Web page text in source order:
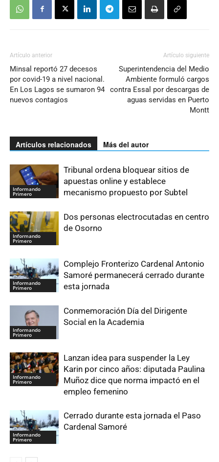
Artículo anterior
Minsal reportó 27 decesos
por covid-19 a nivel nacional.
En Los Lagos se sumaron 94
nuevos contagios
Artículo siguiente
Superintendencia del Medio
Ambiente formuló cargos
contra Essal por descargas de
aguas servidas en Puerto
Montt
Artículos relacionados Más del autor
Informando
Primero
Tribunal ordena bloquear sitios de
apuestas online y establece
mecanismo propuesto por Subtel
Informando
Primero
Dos personas electrocutadas en centro
de Osorno
Informando
Primero
Complejo Fronterizo Cardenal Antonio
Samoré permanecerá cerrado durante
esta jornada
Informando
Primero
Conmemoración Día del Dirigente
Social en la Academia
Informando
Primero
Lanzan idea para suspender la Ley
Karin por cinco años: diputada Paulina
Muñoz dice que norma impactó en el
empleo femenino
Informando
Primero
Cerrado durante esta jornada el Paso
Cardenal Samoré